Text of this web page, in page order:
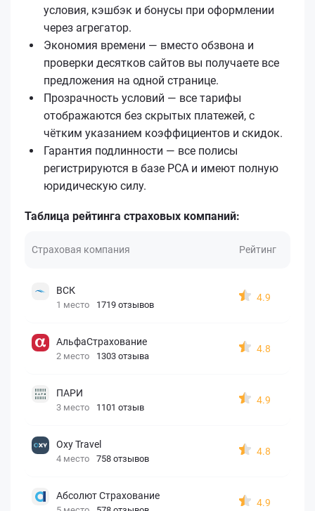
условия, кэшбэк и бонусы при оформлении
через агрегатор.
Экономия времени — вместо обзвона и
проверки десятков сайтов вы получаете все
предложения на одной странице.
Прозрачность условий — все тарифы
отображаются без скрытых платежей, с
чётким указанием коэффициентов и скидок.
Гарантия подлинности — все полисы
регистрируются в базе РСА и имеют полную
юридическую силу.
Таблица рейтинга страховых компаний:
Страховая компания Рейтинг
ВСК
1 место 1719 отзывов
4.9
АльфаСтрахование
2 место 1303 отзыва
4.8
ПАРИ
3 место 1101 отзыв
4.9
Oxy Travel
4 место 758 отзывов
4.8
Абсолют Страхование
4.9